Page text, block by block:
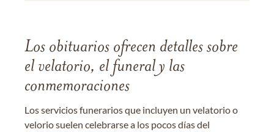
Los obituarios ofrecen detalles sobre
el velatorio, el funeral y las
conmemoraciones
Los servicios funerarios que incluyen un velatorio o
velorio suelen celebrarse a los pocos días del